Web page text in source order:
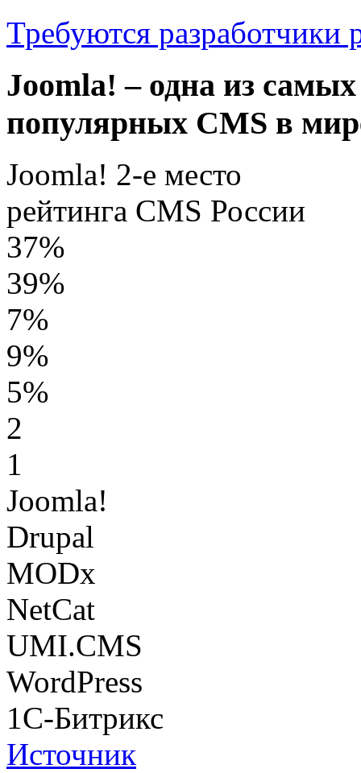
Требуются
Joomla! – одна из самых
популярных CMS в
Joomla! 2-е место
рейтинга CMS России
37%
39%
7%
9%
5%
2
1
Joomla!
Drupal
MODx
NetCat
UMI.CMS
WordPress
1С-Битрикс
Источник